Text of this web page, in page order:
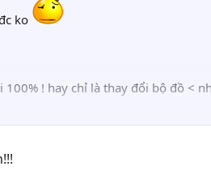
ko
100% ! hay chỉ là thay đổi bộ đồ <
của đứa khác thì quay lại forum